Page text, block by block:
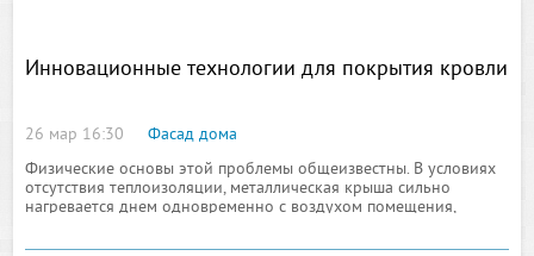
Инновационные технологии для покрытия кровли
26 мар 16:30
Фасад дома
Физические основы этой проблемы общеизвестны. В условиях
отсутствия теплоизоляции, металлическая крыша сильно
нагревается днем одновременно с воздухом помещения,